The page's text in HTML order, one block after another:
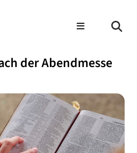
der Abendmesse